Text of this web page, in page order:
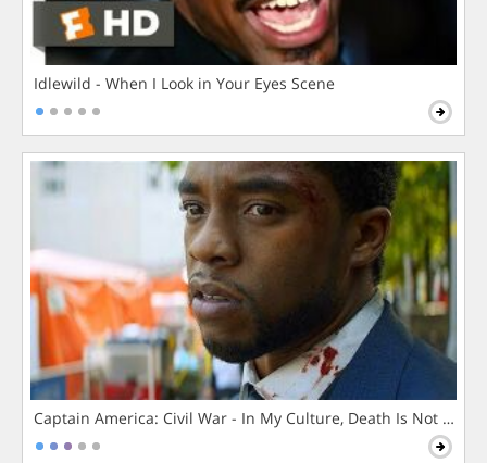
Idlewild - When I Look in Your Eyes Scene
Captain America: Civil War - In My Culture, Death Is Not The